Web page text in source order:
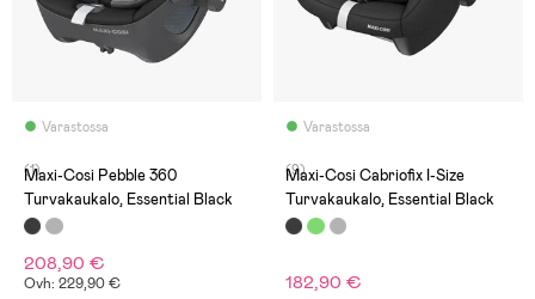
Varastossa
(1)
Maxi-Cosi Pebble 360
Turvakaukalo, Essential Black
208,90 €
Ovh: 229,90 €
Varastossa
(9)
Maxi-Cosi Cabriofix I-Size
Turvakaukalo, Essential Black
182,90 €